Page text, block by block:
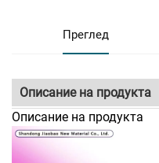
Преглед
Описание на продукта
Описание на продукта